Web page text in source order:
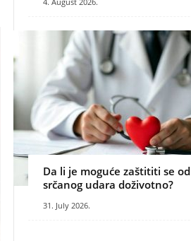
Da li je moguće zaštititi se od
srčanog udara doživotno?
31. July 2026.